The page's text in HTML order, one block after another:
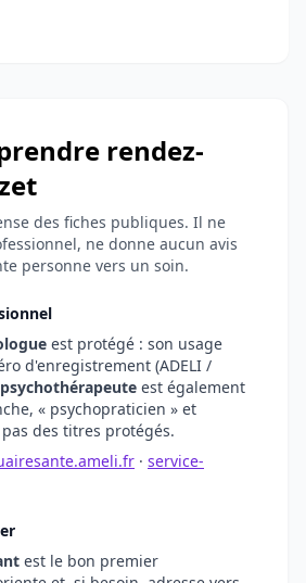
rendez-
des fiches publiques. Il ne
ne donne aucun avis
personne vers un soin.
est protégé : son usage
d'enregistrement (ADELI /
psychothérapeute est également
« psychopraticien » et
des titres protégés.
· service-
est le bon premier